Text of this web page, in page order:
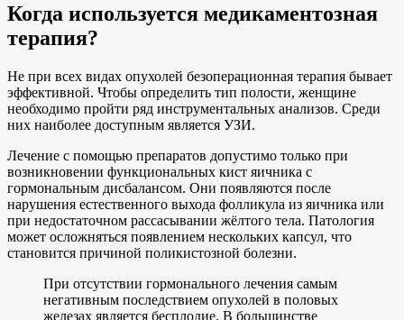
Когда используется медикаментозная
терапия?
Не при всех видах опухолей безоперационная терапия бывает
эффективной. Чтобы определить тип полости, женщине
необходимо пройти ряд инструментальных анализов. Среди
них наиболее доступным является УЗИ.
Лечение с помощью препаратов допустимо только при
возникновении функциональных кист яичника с
гормональным дисбалансом. Они появляются после
нарушения естественного выхода фолликула из яичника или
при недостаточном рассасывании жёлтого тела. Патология
может осложняться появлением нескольких капсул, что
становится причиной поликистозной болезни.
При отсутствии гормонального лечения самым
негативным последствием опухолей в половых
железах является бесплодие. В большинстве